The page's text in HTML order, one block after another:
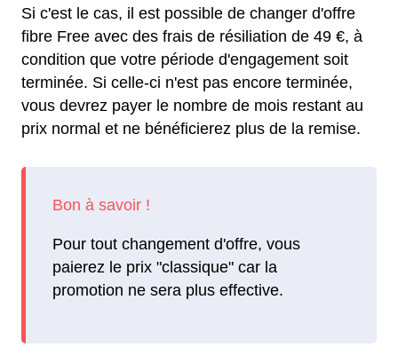
Si c'est le cas, il est possible de changer d'offre
fibre Free avec des frais de résiliation de 49 €, à
condition que votre période d'engagement soit
terminée. Si celle-ci n'est pas encore terminée,
vous devrez payer le nombre de mois restant au
prix normal et ne bénéficierez plus de la remise.
Pour tout changement d'offre, vous
paierez le prix "classique" car la
promotion ne sera plus effective.